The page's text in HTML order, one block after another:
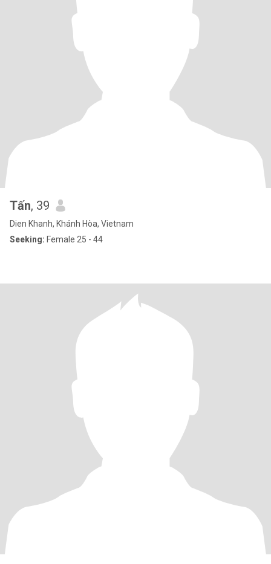
Tấn, 39
Dien Khanh, Khánh Hòa, Vietnam
Seeking: Female 25 - 44